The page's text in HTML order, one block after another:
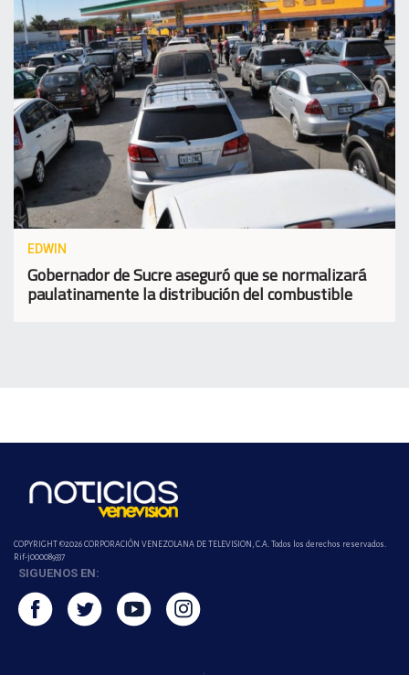
EDWIN
Gobernador de Sucre aseguró que se normalizará
paulatinamente la distribución del combustible
COPYRIGHT ©2026 CORPORACIÓN VENEZOLANA DE TELEVISION, C.A. Todos los derechos reservados.
Rif-j000089337
SIGUENOS EN: